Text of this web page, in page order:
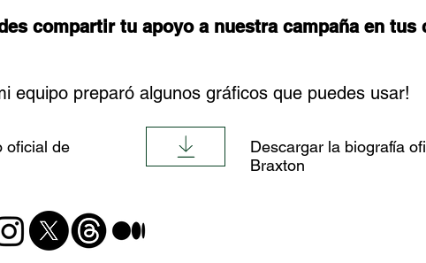
compartir tu apoyo a nuestra campaña en tus
equipo preparó algunos gráficos que puedes usar!
oficial de
Descargar la biografía
Braxton